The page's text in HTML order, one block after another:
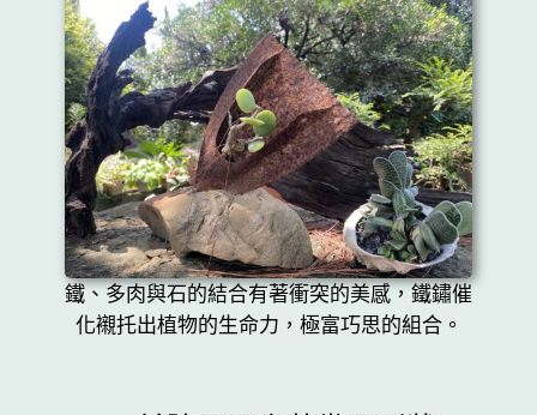
鐵、多肉與石的結合有著衝突的美感，鐵鏽催
化襯托出植物的生命力，極富巧思的組合。